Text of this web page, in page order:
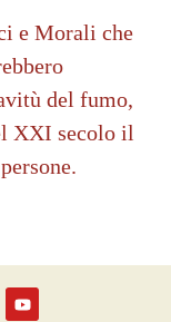
e Morali che
del fumo,
XXI secolo il